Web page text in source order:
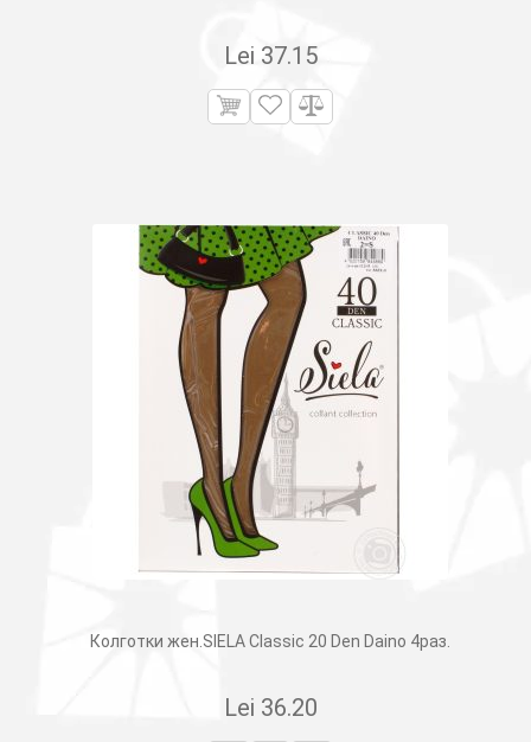
Lei 37.15
Колготки жен.SIELA Classic 20 Den Daino 4раз.
Lei 36.20